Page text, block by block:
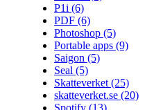
P1i (6)
PDF (6)
Photoshop (5)
Portable apps (9)
Saigon (5)
Seal (5)
Skatteverket (25)
skatteverket.se (20)
Spotify (13)